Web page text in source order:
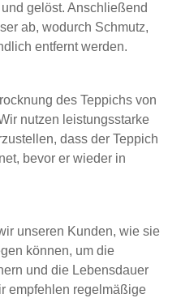
gelöst. Anschließend
ab, wodurch Schmutz,
entfernt werden.
des Teppichs von
nutzen leistungsstarke
dass der Teppich
bevor er wieder in
unseren Kunden, wie sie
können, um die
und die Lebensdauer
empfehlen regelmäßige